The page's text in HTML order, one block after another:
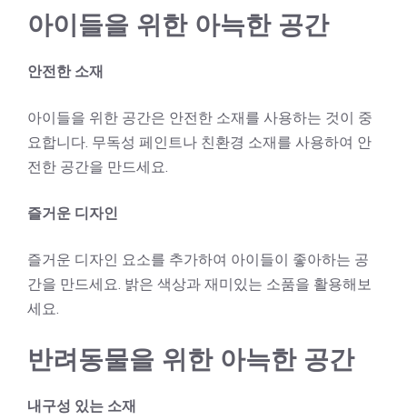
아이들을 위한 아늑한 공간
안전한 소재
아이들을 위한 공간은 안전한 소재를 사용하는 것이 중
요합니다. 무독성 페인트나 친환경 소재를 사용하여 안
전한 공간을 만드세요.
즐거운 디자인
즐거운 디자인 요소를 추가하여 아이들이 좋아하는 공
간을 만드세요. 밝은 색상과 재미있는 소품을 활용해보
세요.
반려동물을 위한 아늑한 공간
내구성 있는 소재